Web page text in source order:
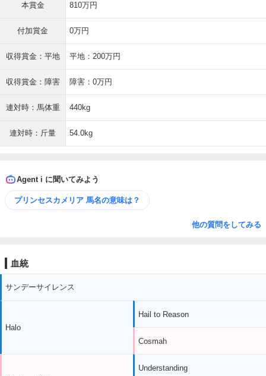
本賞金 810万円
付加賞金 0万円
収得賞金：平地 平地：200万円
収得賞金：障害 障害：0万円
連対時：馬体重 440kg
連対時：斤量 54.0kg
Agent i に聞いてみよう
プリンセスカメリア 馬名の意味は？
他の質問をしてみる
血統
サンデーサイレンス
Halo
Hail to Reason
Cosmah
Understanding